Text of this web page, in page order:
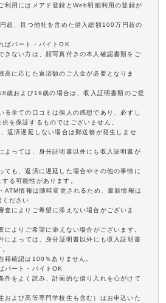
利用にはメアド登録とWeb明細利用の登録が
超、且つ他社を含めた借入総額100万円超の
ばパート・バイトOK
きない方は、顔写真付きの本人確認書類をご
高に応じた返済額のご入金が必要となりま
歳および19歳の場合は、収入証明書類のご提
る全ての口コミは個人の感想であり、必ずし
を保証するものではございません。
返済遅延しない場合は郵送物が発生しませ
よっては、身分証明書以外にも収入証明書が
ても、返済に遅延した場合やその他の事情に
る可能性があります。
ATM情報は随時変更されるため、最新情報は
ください
によりご希望に添えない場合がございま
よりご希望に添えない場合がございます。
よっては、身分証明書以外にも収入証明書
籍確認は100％ありません。
パート・バイトOK
件をよく読み、計画的な借り入れを心がけて
および高等専門学校生も含む）はお申込いた